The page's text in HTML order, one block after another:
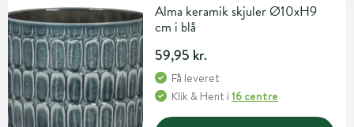
Alma keramik skjuler Ø10xH9
cm i blå
59,95 kr.
Få leveret
Klik & Hent i16 centre